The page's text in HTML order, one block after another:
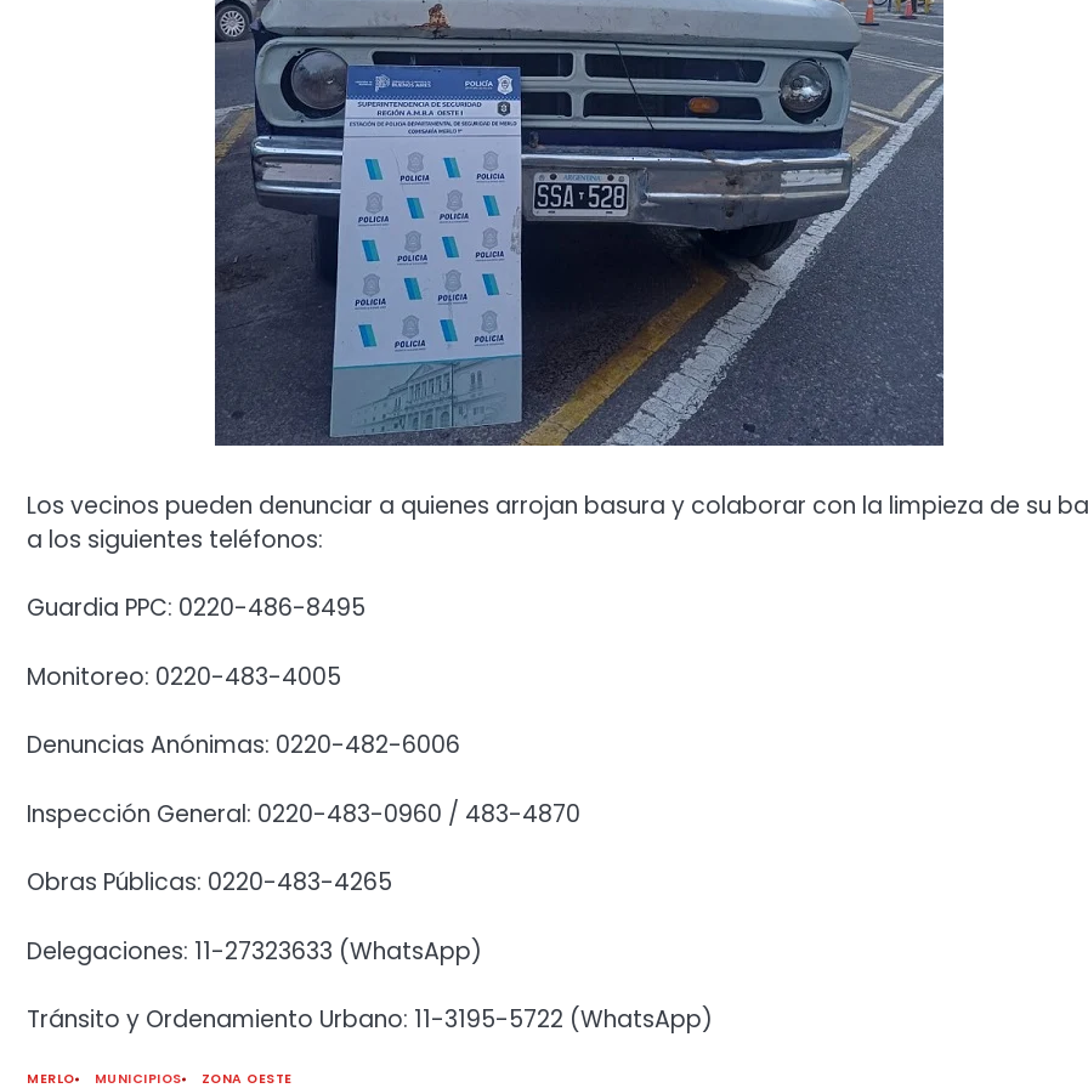
Los vecinos pueden denunciar a quienes arrojan basura y colaborar con la limpieza de su
a los siguientes teléfonos:
Guardia PPC: 0220-486-8495
Monitoreo: 0220-483-4005
Denuncias Anónimas: 0220-482-6006
Inspección General: 0220-483-0960 / 483-4870
Obras Públicas: 0220-483-4265
Delegaciones: 11-27323633 (WhatsApp)
Tránsito y Ordenamiento Urbano: 11-3195-5722 (WhatsApp)
MERLO MUNICIPIOS ZONA OESTE